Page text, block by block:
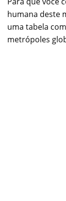
humana deste
uma tabela
metrópoles